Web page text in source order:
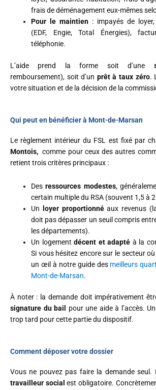
frais de déménagement eux-mêmes
Pour le maintien : impayés de
(EDF, Engie, Total Énergies),
téléphonie.
L’aide prend la forme soit d’une
remboursement), soit d’un prêt à taux zéro.
votre situation et de la décision de la
Qui peut en bénéficier à Mont-de-Marsan
Le règlement intérieur du FSL est fixé par
Montois, comme pour ceux des autres
retient trois critères principaux :
Desressources modestes,
certain multiple du RSA (souvent 1,5 à
Un
loyer proportionnéaux revenus
doit pas dépasser un seuil compris
les départements).
Un logementdécent et adapté à la
Si vous hésitez encore sur le secteur
un œil à notre guide des meilleurs
Mont-de-Marsan.
À noter : la demande doit impérativement
signature du bail
pour une aide à l’accès.
trop tard pour cette partie du dispositif.
Comment déposer votre dossier
Vous ne pouvez pas faire la demande seul.
travailleur social est obligatoire.